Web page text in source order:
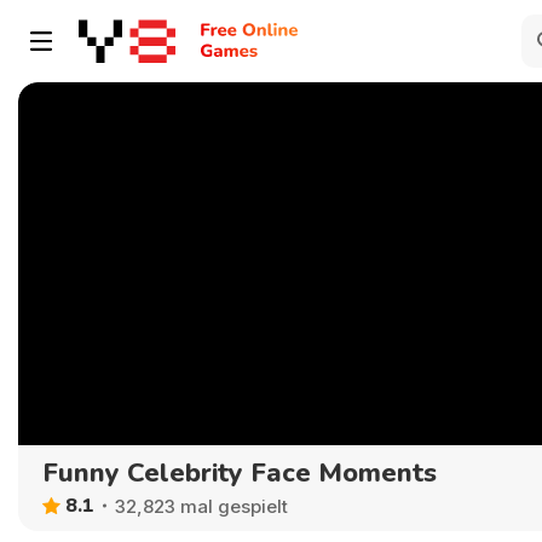
Funny Celebrity Face Moments
8.1 32,823 mal gespielt